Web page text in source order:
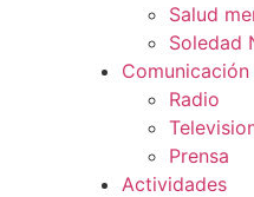
Salud
Soledad
Comunicación
Radio
Prensa
Actividades